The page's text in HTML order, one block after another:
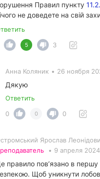
Правил пункту 11.2.
не доведете на свій
5 3
Анна Коляник • 26 ноября
Дякую
Ответить
0
0 0
Ярослав
• 9 апреля
правило повʼязано в першу
Щоб уникнути